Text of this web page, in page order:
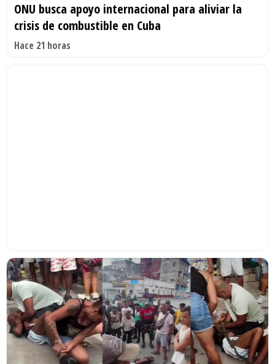
ONU busca apoyo internacional para aliviar la
crisis de combustible en Cuba
Hace 21 horas